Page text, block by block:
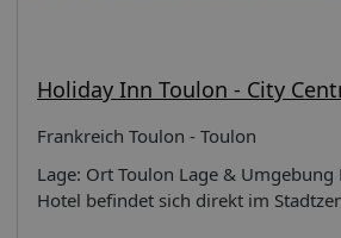
Holiday Inn Toulon - City
Frankreich Toulon - Toulon
Lage: Ort Toulon Lage & Umgebung
Hotel befindet sich direkt im